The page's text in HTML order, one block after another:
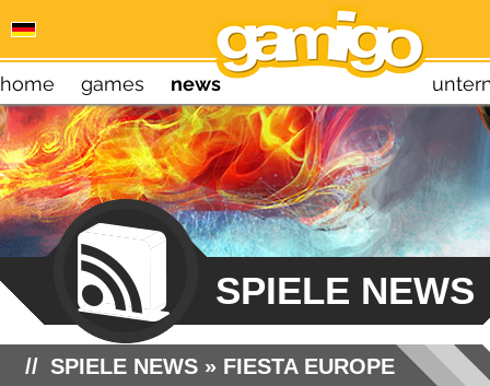
home games news
SPIELE NEWS
SPIELE NEWS » FIESTA EUROPE